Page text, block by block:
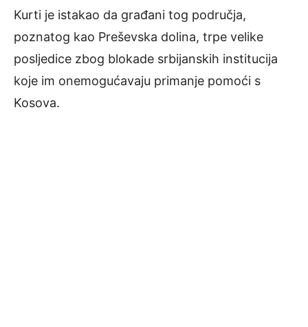
Kurti je istakao da građani tog područja,
poznatog kao Preševska dolina, trpe velike
posljedice zbog blokade srbijanskih institucija
koje im onemogućavaju primanje pomoći s
Kosova.